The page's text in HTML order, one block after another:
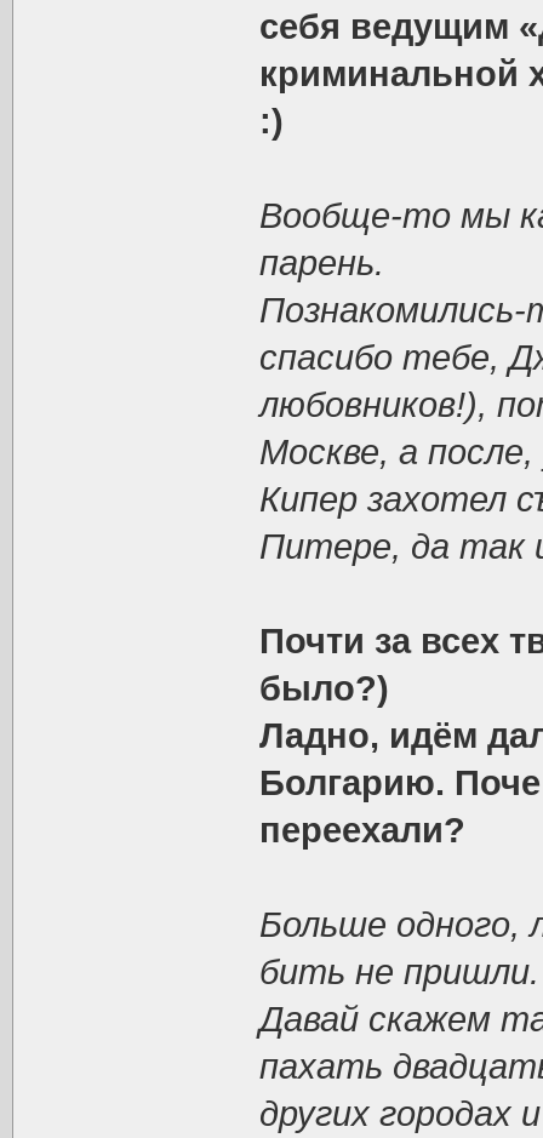
себя ведущим
криминальной
:)
Вообще-то мы
парень.
спасибо тебе,
любовников!),
Москве, а
Кипер захотел
Питере, да так
Почти за всех
было?)
Ладно, идём
Болгарию.
переехали?
Больше одного,
бить не пришли.
Давай скажем
пахать
других городах